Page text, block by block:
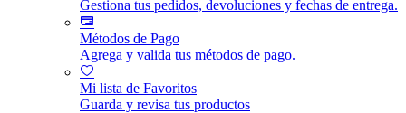
Gestiona tus pedidos, devoluciones y fechas de entrega.
Métodos de Pago
Agrega y valida tus métodos de pago.
Mi lista de Favoritos
Guarda y revisa tus productos